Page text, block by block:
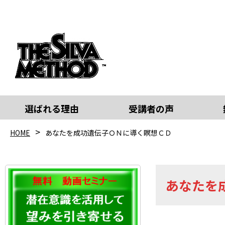
選ばれる理由 受講者の声
HOME あなたを成功遺伝子ＯＮに導く瞑想ＣＤ
あなたを